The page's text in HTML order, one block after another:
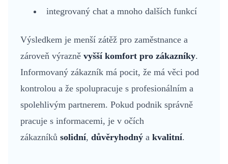
integrovaný chat a mnoho dalších funkcí
Výsledkem je menší zátěž pro zaměstnance a
zároveň výrazně vyšší komfort pro zákazníky.
Informovaný zákazník má pocit, že má věci pod
kontrolou a že spolupracuje s profesionálním a
spolehlivým partnerem. Pokud podnik správně
pracuje s informacemi, je v očích
zákazníků solidní, důvěryhodný a kvalitní.